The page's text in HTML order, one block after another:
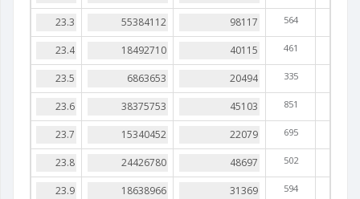
564
461
335
851
695
502
594